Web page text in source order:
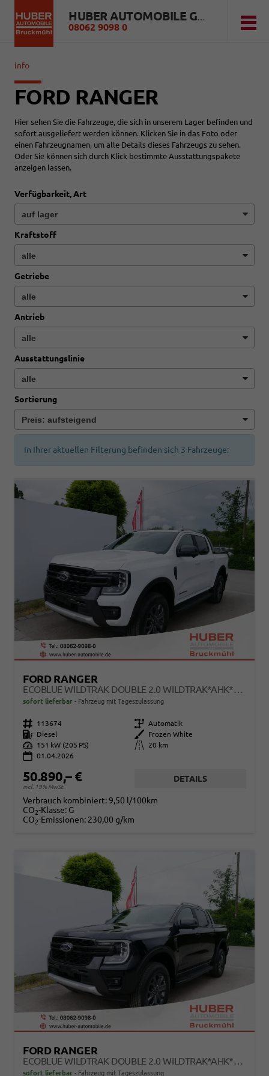
HUBER AUTOMOBILE GMBH
08062 9098 0
info
FORD RANGER
Hier sehen Sie die Fahrzeuge, die sich in unserem Lager befinden und
sofort ausgeliefert werden können. Klicken Sie in das Foto oder
einen Fahrzeugnamen, um alle Details dieses Fahrzeugs zu sehen.
Oder Sie können sich durch Klick bestimmte Ausstattungspakete
anzeigen lassen.
Verfügbarkeit, Art
Kraftstoff
Getriebe
Antrieb
Ausstattungslinie
Sortierung
In Ihrer aktuellen Filterung befinden sich 3 Fahrzeuge:
FORD RANGER
ECOBLUE WILDTRAK DOUBLE 2.0 WILDTRAK*AHK*NAVI*LED*PDC*KAMERA*TEMPOMAT*SHZ*KLIMA
sofort lieferbar Fahrzeug mit Tageszulassung
Fahrzeugnr. 113674 Getriebe Automatik
Kraftstoff
Diesel Außenfarbe
Frozen White
Leistung
151 kW (205 PS) Kilometerstand
20 km
01.04.2026
50.890,– €
incl. 19% MwSt.
DETAILS
Verbrauch kombiniert: 9,50 l/100km
CO2-Klasse: G
CO2-Emissionen: 230,00 g/km
FORD RANGER
ECOBLUE WILDTRAK DOUBLE 2.0 WILDTRAK*AHK*NAVI*LED*PDC*KAMERA*TEMPOMAT*SHZ*KLIMA
sofort lieferbar Fahrzeug mit Tageszulassung